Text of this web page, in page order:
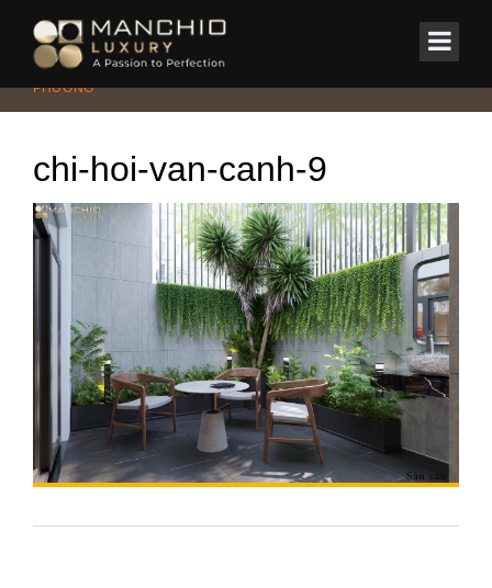
Home/BIỆT THỰ/ BIỆT THỰ HIỆN ĐẠI GỖ ÓC CHÓ TẠI XUÂN
PHƯƠNG
chi-hoi-van-canh-9